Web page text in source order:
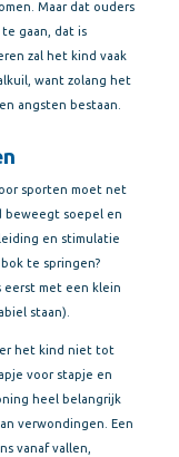
Maar dat ouders
gaan, dat is
zal het kind vaak
want zolang het
angsten bestaan.
sporten moet net
beweegt soepel en
en stimulatie
te springen?
eerst met een klein
staan).
het kind niet tot
voor stapje en
heel belangrijk
verwondingen. Een
vanaf vallen,